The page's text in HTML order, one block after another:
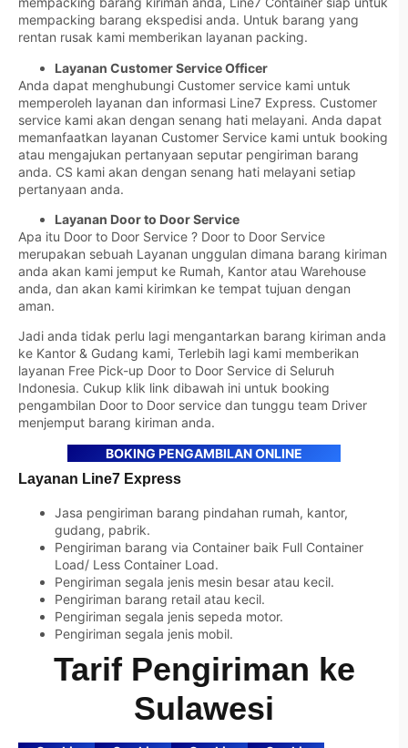
mempacking barang ekspedisi anda. Untuk barang yang
rentan rusak kami memberikan layanan packing.
Layanan Customer Service Officer
Anda dapat menghubungi Customer service kami untuk
memperoleh layanan dan informasi Line7 Express. Customer
service kami akan dengan senang hati melayani. Anda dapat
memanfaatkan layanan Customer Service kami untuk booking
atau mengajukan pertanyaan seputar pengiriman barang
anda. CS kami akan dengan senang hati melayani setiap
pertanyaan anda.
Layanan Door to Door Service
Apa itu Door to Door Service ? Door to Door Service
merupakan sebuah Layanan unggulan dimana barang kiriman
anda akan kami jemput ke Rumah, Kantor atau Warehouse
anda, dan akan kami kirimkan ke tempat tujuan dengan
aman.
Jadi anda tidak perlu lagi mengantarkan barang kiriman anda
ke Kantor & Gudang kami, Terlebih lagi kami memberikan
layanan Free Pick-up Door to Door Service di Seluruh
Indonesia. Cukup klik link dibawah ini untuk booking
pengambilan Door to Door service dan tunggu team Driver
menjemput barang kiriman anda.
BOKING PENGAMBILAN ONLINE
Layanan Line7 Express
Jasa pengiriman barang pindahan rumah, kantor,
gudang, pabrik.
Pengiriman barang via Container baik Full Container
Load/ Less Container Load.
Pengiriman segala jenis mesin besar atau kecil.
Pengiriman barang retail atau kecil.
Pengiriman segala jenis sepeda motor.
Pengiriman segala jenis mobil.
Tarif Pengiriman ke
Sulawesi